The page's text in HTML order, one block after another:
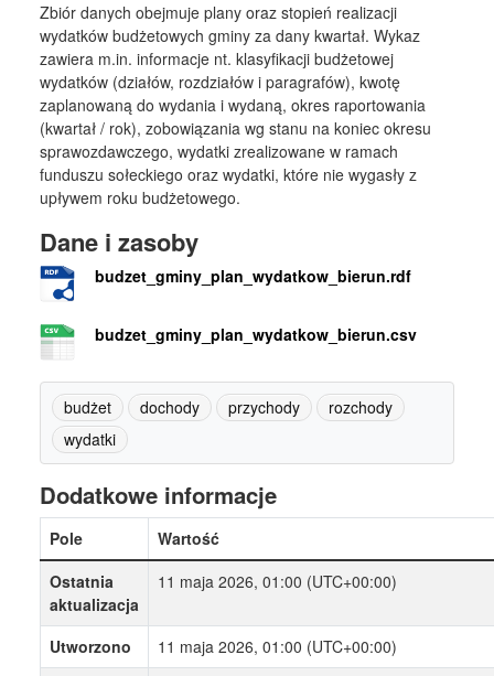
Zbiór danych obejmuje plany oraz stopień realizacji
wydatków budżetowych gminy za dany kwartał. Wykaz
zawiera m.in. informacje nt. klasyfikacji budżetowej
wydatków (działów, rozdziałów i paragrafów), kwotę
zaplanowaną do wydania i wydaną, okres raportowania
(kwartał / rok), zobowiązania wg stanu na koniec okresu
sprawozdawczego, wydatki zrealizowane w ramach
funduszu sołeckiego oraz wydatki, które nie wygasły z
upływem roku budżetowego.
Dane i zasoby
budzet_gminy_plan_wydatkow_bierun.rdf
budzet_gminy_plan_wydatkow_bierun.csv
budżet dochody przychody
rozchody
wydatki
Dodatkowe informacje
Pole
Wartość
Ostatnia
aktualizacja
11 maja 2026, 01:00 (UTC+00:00)
Utworzono
11 maja 2026, 01:00 (UTC+00:00)